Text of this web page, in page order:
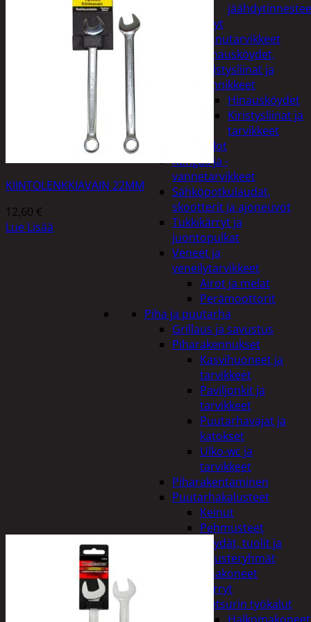
Öljyt
Perävaunutarvikkeet
Hinausköydet,
kiristysliinat ja
kiinnikkeet
Hinausköydet
Kiristysliinat ja
tarvikkeet
Valot
Rengas ja -
vannetarvikkeet
Sähköpotkulaudat,
skootterit ja ajoneuvot
Tukkikärryt ja
juontopulkat
Veneet ja
veneilytarvikkeet
Airot ja melat
Perämoottorit
Piha ja puutarha
Grillaus ja savustus
Piharakennukset
Kasvihuoneet ja
tarvikkeet
Paviljonkit ja
tarvikkeet
Puutarhavajat ja
katokset
Ulko-wc ja
tarvikkeet
Piharakentaminen
Puutarhakalusteet
Keinut
Pehmusteet
Pöydät, tuolit ja
kalusteryhmät
Puutarhakoneet
Kärryt
Metsurin työkalut
KIINTOLENKKIAVAIN 22MM
12,60 €
Lue Lisää